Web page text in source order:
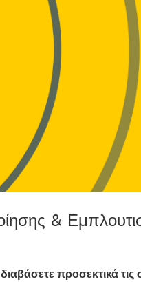
&
προσεκτικά τις